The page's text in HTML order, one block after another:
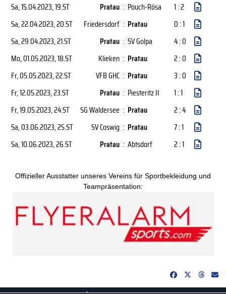
Sa, 15.04.2023, 19.ST Pratau : Pouch-Rösa
1 : 2
Sa, 22.04.2023, 20.ST Friedersdorf : Pratau
0 : 1
Sa, 29.04.2023, 21.ST Pratau : SV Golpa
4 : 0
Mo, 01.05.2023, 18.ST Klieken : Pratau
2 : 0
Fr, 05.05.2023, 22.ST VFB GHC : Pratau
3 : 0
Fr, 12.05.2023, 23.ST Pratau : Piesteritz II
1 : 1
Fr, 19.05.2023, 24.ST SG Waldersee : Pratau
2 : 4
Sa, 03.06.2023, 25.ST SV Coswig : Pratau
7 : 1
Sa, 10.06.2023, 26.ST Pratau : Abtsdorf 2 : 1
Offizieller Ausstatter unseres Vereins für Sportbekleidung und
Teampräsentation: